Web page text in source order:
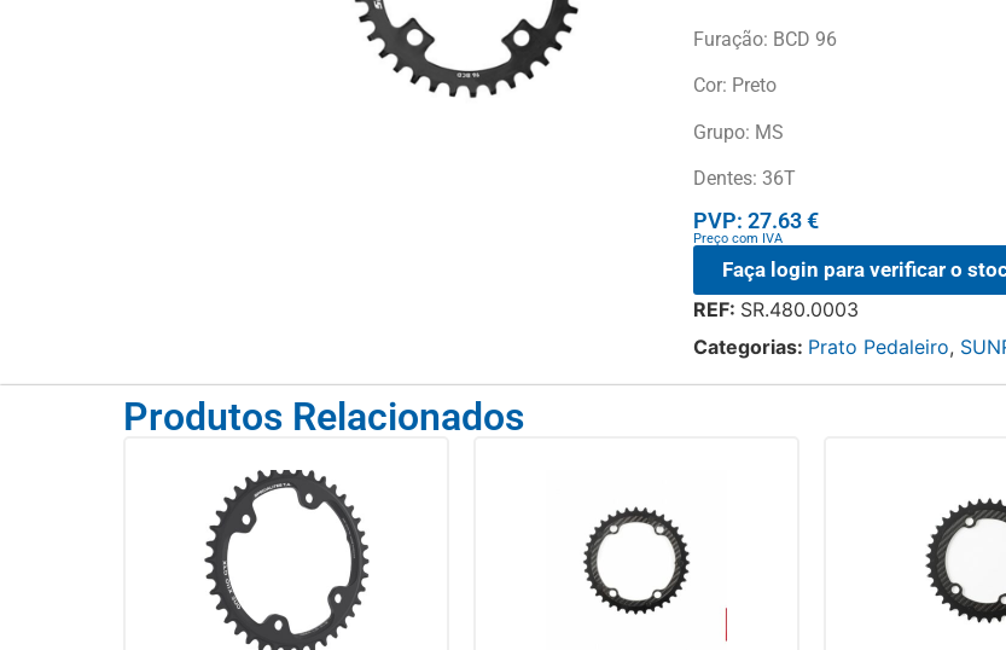
Furação: BCD 96
Cor: Preto
Grupo: MS
Dentes: 36T
PVP: 27.63 €
Preço com IVA
Faça login para verificar o
REF: SR.480.0003
Categorias: Prato Pedaleiro,
Produtos Relacionados